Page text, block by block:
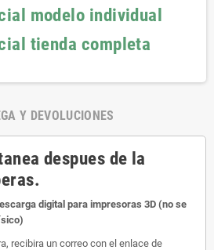
modelo individual
tienda completa
Y DEVOLUCIONES
despues de la
digital para impresoras 3D (no se
recibira un correo con el enlace de